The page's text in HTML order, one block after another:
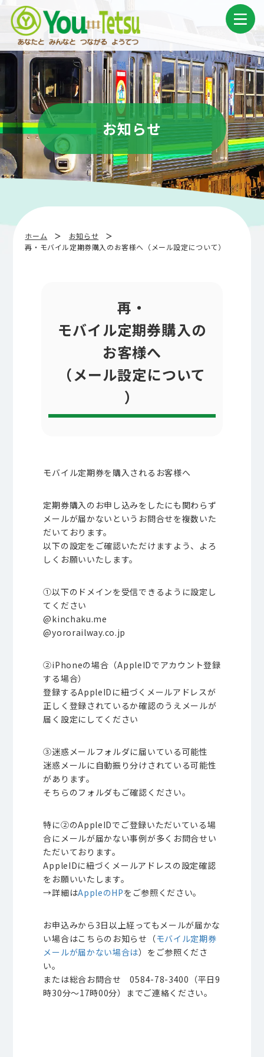
キ
ッ
プ
に
移
動
お知らせ
ホーム
お知らせ
再・モバイル定期券購入のお客様へ（メール設定について）
再・
モバイル定期券購入の
お客様へ
（メール設定について
）
モバイル定期券を購入されるお客様へ
定期券購入のお申し込みをしたにも関わらず
メールが届かないというお問合せを複数いた
だいております。
以下の設定をご確認いただけますよう、よろ
しくお願いいたします。
①以下のドメインを受信できるように設定し
てください
@kinchaku.me
@yororailway.co.jp
②iPhoneの場合（AppleIDでアカウント登録
する場合）
登録するAppleIDに紐づくメールアドレスが
正しく登録されているか確認のうえメールが
届く設定にしてください
③迷惑メールフォルダに届いている可能性
迷惑メールに自動振り分けされている可能性
があります。
そちらのフォルダもご確認ください。
特に②のAppleIDでご登録いただいている場
合にメールが届かない事例が多くお問合せい
ただいております。
AppleIDに紐づくメールアドレスの設定確認
をお願いいたします。
→詳細はAppleのHPをご参照ください。
お申込みから3日以上経ってもメールが届かな
い場合はこちらのお知らせ（モバイル定期券
メールが届かない場合は）をご参照くださ
い。
または総合お問合せ 0584-78-3400（平日9
時30分～17時00分）までご連絡ください。